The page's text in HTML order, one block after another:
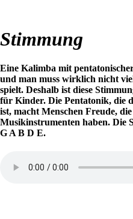
Stimmung
Eine Kalimba mit
und man muss wirklich nicht
spielt. Deshalb ist diese
für Kinder. Die Pentatonik, die
ist, macht Menschen Freude,
Musikinstrumenten haben. Die
G A B D E.